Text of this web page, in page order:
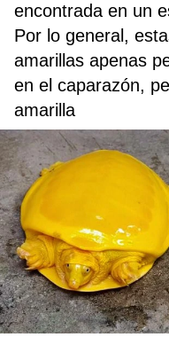
encontrada en un
Por lo general,
amarillas apenas
en el caparazón,
amarilla